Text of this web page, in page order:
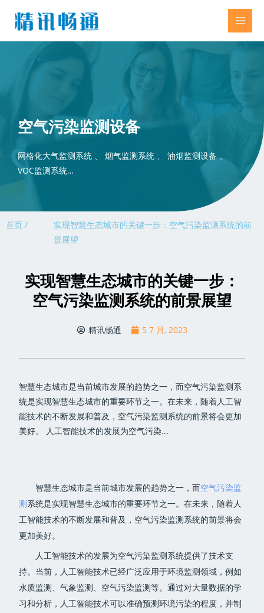
空气污染监测设备
网格化大气监测系统 、 烟气监测系统 、 油烟监测设备 、
VOC监测系统…
首页 /
实现智慧生态城市的关键一步：空气污染监测系统的前
景展望
实现智慧生态城市的关键一步：
空气污染监测系统的前景展望
精讯畅通 5 7 月, 2023
智慧生态城市是当前城市发展的趋势之一，而空气污染监测系
统是实现智慧生态城市的重要环节之一。在未来，随着人工智
能技术的不断发展和普及，空气污染监测系统的前景将会更加
美好。 人工智能技术的发展为空气污染...
智慧生态城市是当前城市发展的趋势之一，而空气污染监
测系统是实现智慧生态城市的重要环节之一。在未来，随着人
工智能技术的不断发展和普及，空气污染监测系统的前景将会
更加美好。
人工智能技术的发展为空气污染监测系统提供了技术支
持。当前，人工智能技术已经广泛应用于环境监测领域，例如
水质监测、气象监测、空气污染监测等。通过对大量数据的学
习和分析，人工智能技术可以准确预测环境污染的程度，并制